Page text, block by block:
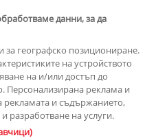
Всички права запазени.
данни, за да
за географско позициониране.
на устройството
на и/или достъп до
Персонализирана реклама и
и съдържанието,
разработване на услуги.